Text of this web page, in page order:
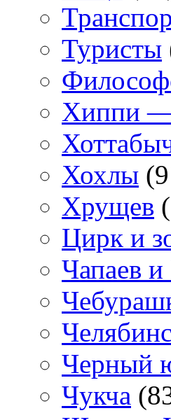
Туристы
Хиппи
Хохлы
Хрущев
Цирк и
Чапаев и
Черный
Чукча